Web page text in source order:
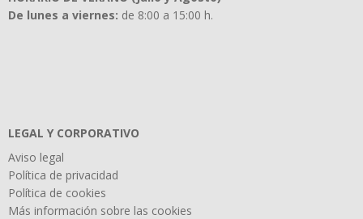
De lunes a viernes: de 8:00 a 15:00 h.
LEGAL Y CORPORATIVO
Aviso legal
Política de privacidad
Política de cookies
Más información sobre las cookies